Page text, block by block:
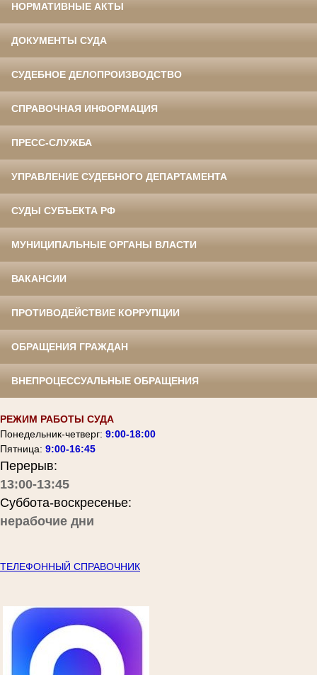
НОРМАТИВНЫЕ АКТЫ
ДОКУМЕНТЫ СУДА
СУДЕБНОЕ ДЕЛОПРОИЗВОДСТВО
СПРАВОЧНАЯ ИНФОРМАЦИЯ
ПРЕСС-СЛУЖБА
УПРАВЛЕНИЕ СУДЕБНОГО ДЕПАРТАМЕНТА
СУДЫ СУБЪЕКТА РФ
МУНИЦИПАЛЬНЫЕ ОРГАНЫ ВЛАСТИ
ВАКАНСИИ
ПРОТИВОДЕЙСТВИЕ КОРРУПЦИИ
ОБРАЩЕНИЯ ГРАЖДАН
ВНЕПРОЦЕССУАЛЬНЫЕ ОБРАЩЕНИЯ
РЕЖИМ РАБОТЫ СУДА
Понедельник-четверг: 9:00-18:00
Пятница: 9:00-16:45
Перерыв:
13:00-13:45
Суббота-воскресенье:
нерабочие дни
ТЕЛЕФОННЫЙ СПРАВОЧНИК